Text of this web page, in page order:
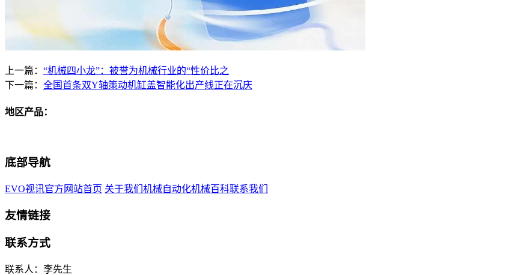
上一篇： “机械四小龙”：被誉为机械行业的“性价比之
下一篇： 全国首条双Y轴策动机缸盖智能化出产线正在沉庆
地区产品：
底部导航
EVO视讯官方网站首页 关于我们 机械自动化机械百科联系我们
友情链接
联系方式
联系人：李先生